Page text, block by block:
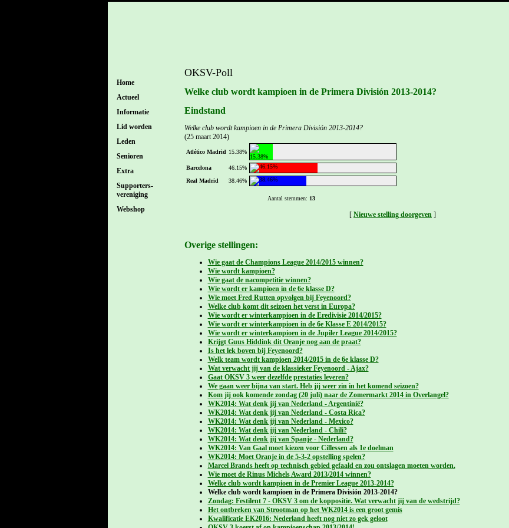
Home
Actueel
Informatie
Lid worden
Leden
Senioren
Extra
Supporters-
vereniging
Webshop
OKSV-Poll
Welke club wordt kampioen in de Primera División 2013-2014?
Eindstand
Welke club wordt kampioen in de Primera División 2013-2014?
(25 maart 2014)
Atlético Madrid 15.38%
Barcelona
46.15%
Real Madrid
38.46%
Aantal stemmen: 13
[ Nieuwe stelling doorgeven ]
Overige stellingen:
Wie gaat de Champions League 2014/2015 winnen?
Wie wordt kampioen?
Wie gaat de nacompetitie winnen?
Wie wordt er kampioen in de 6e klasse D?
Wie moet Fred Rutten opvolgen bij Feyenoord?
Welke club komt dit seizoen het verst in Europa?
Wie wordt er winterkampioen in de Eredivisie 2014/2015?
Wie wordt er winterkampioen in de 6e Klasse E 2014/2015?
Wie wordt er winterkampioen in de Jupiler League 2014/2015?
Krijgt Guus Hiddink dit Oranje nog aan de praat?
Is het lek boven bij Feyenoord?
Welk team wordt kampioen 2014/2015 in de 6e klasse D?
Wat verwacht jij van de klassieker Feyenoord - Ajax?
Gaat OKSV 3 weer dezelfde prestaties leveren?
We gaan weer bijna van start. Heb jij weer zin in het komend seizoen?
Kom jij ook komende zondag (20 juli) naar de Zomermarkt 2014 in Overlangel?
WK2014: Wat denk jij van Nederland - Argentinië?
WK2014: Wat denk jij van Nederland - Costa Rica?
WK2014: Wat denk jij van Nederland - Mexico?
WK2014: Wat denk jij van Nederland - Chili?
WK2014: Wat denk jij van Spanje - Nederland?
WK2014: Van Gaal moet kiezen voor Cillessen als 1e doelman
WK2014: Moet Oranje in de 5-3-2 opstelling spelen?
Marcel Brands heeft op technisch gebied gefaald en zou ontslagen moeten worden.
Wie moet de Rinus Michels Award 2013/2014 winnen?
Welke club wordt kampioen in de Premier League 2013-2014?
Welke club wordt kampioen in de Primera División 2013-2014?
Zondag: Festilent 7 - OKSV 3 om de koppositie. Wat verwacht jij van de wedstrijd?
Het ontbreken van Strootman op het WK2014 is een groot gemis
Kwalificatie EK2016: Nederland heeft nog niet zo gek geloot